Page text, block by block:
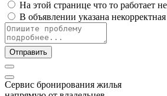
На этой странице что то работает
В объявлении указана
Отправить
Cервис бронирования жилья